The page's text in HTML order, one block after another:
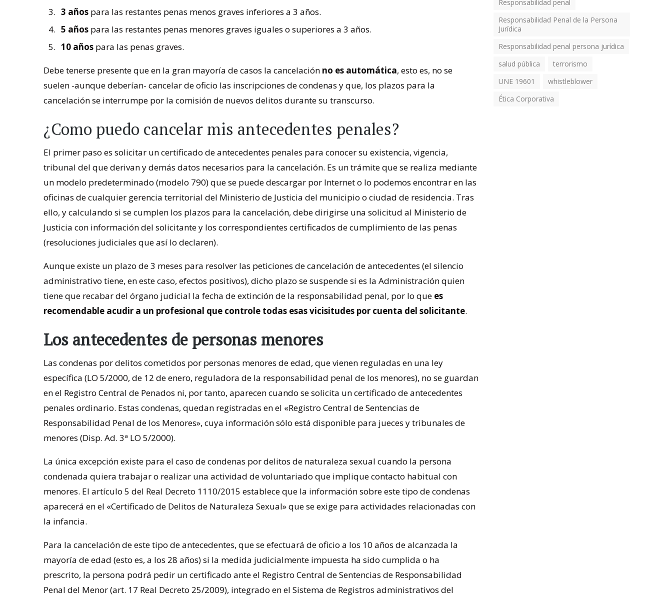
3 años para las restantes penas menos graves inferiores a 3 años.
5 años para las restantes penas menores graves iguales o superiores a 3 años.
10 años para las penas graves.
Debe tenerse presente que en la gran mayoría de casos la cancelación no es automática, esto es, no se
suelen -aunque deberían- cancelar de oficio las inscripciones de condenas y que, los plazos para la
cancelación se interrumpe por la comisión de nuevos delitos durante su transcurso.
¿Como puedo cancelar mis antecedentes penales?
El primer paso es solicitar un certificado de antecedentes penales para conocer su existencia, vigencia,
tribunal del que derivan y demás datos necesarios para la cancelación. Es un trámite que se realiza mediante
un modelo predeterminado (modelo 790) que se puede descargar por Internet o lo podemos encontrar en las
oficinas de cualquier gerencia territorial del Ministerio de Justicia del municipio o ciudad de residencia. Tras
ello, y calculando si se cumplen los plazos para la cancelación, debe dirigirse una solicitud al Ministerio de
Justicia con información del solicitante y los correspondientes certificados de cumplimiento de las penas
(resoluciones judiciales que así lo declaren).
Aunque existe un plazo de 3 meses para resolver las peticiones de cancelación de antecedentes (el silencio
administrativo tiene, en este caso, efectos positivos), dicho plazo se suspende si es la Administración quien
tiene que recabar del órgano judicial la fecha de extinción de la responsabilidad penal, por lo que es
recomendable acudir a un profesional que controle todas esas vicisitudes por cuenta del solicitante.
Los antecedentes de personas menores
Las condenas por delitos cometidos por personas menores de edad, que vienen reguladas en una ley
específica (LO 5/2000, de 12 de enero, reguladora de la responsabilidad penal de los menores), no se guardan
en el Registro Central de Penados ni, por tanto, aparecen cuando se solicita un certificado de antecedentes
penales ordinario. Estas condenas, quedan registradas en el «Registro Central de Sentencias de
Responsabilidad Penal de los Menores», cuya información sólo está disponible para jueces y tribunales de
menores (Disp. Ad. 3ª LO 5/2000).
La única excepción existe para el caso de condenas por delitos de naturaleza sexual cuando la persona
condenada quiera trabajar o realizar una actividad de voluntariado que implique contacto habitual con
menores. El artículo 5 del Real Decreto 1110/2015 establece que la información sobre este tipo de condenas
aparecerá en el «Certificado de Delitos de Naturaleza Sexual» que se exige para actividades relacionadas con
la infancia.
Para la cancelación de este tipo de antecedentes, que se efectuará de oficio a los 10 años de alcanzada la
mayoría de edad (esto es, a los 28 años) si la medida judicialmente impuesta ha sido cumplida o ha
prescrito, la persona podrá pedir un certificado ante el Registro Central de Sentencias de Responsabilidad
Penal del Menor (art. 17 Real Decreto 25/2009), integrado en el Sistema de Registros administrativos del
Responsabilidad penal
Responsabilidad Penal de la Persona
Jurídica
Responsabilidad penal persona jurídica
salud pública
terrorismo
UNE 19601
whistleblower
Ética Corporativa